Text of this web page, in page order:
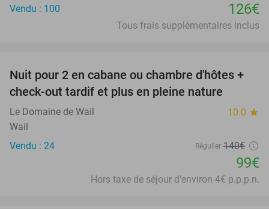
Vendu : 100
126€
Tous frais supplémentaires inclus
29%
Nuit pour 2 en cabane ou chambre d'hôtes +
check-out tardif et plus en pleine nature
Le Domaine de Wail 10.0 star
Wail
Vendu : 24
Régulier 140€
99€
Hors taxe de séjour d'environ 4€ p.p.p.n.